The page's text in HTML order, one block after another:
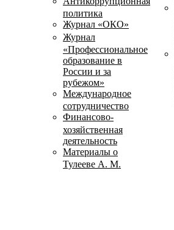
политика
Журнал «ОКО»
Журнал
«Профессиональное
образование в
России и за
рубежом»
Международное
сотрудничество
Финансово-
хозяйственная
деятельность
Материалы о
Тулееве А. М.